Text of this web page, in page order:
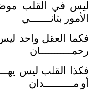
ليس في القلب موضع
الأمور بثانـــــــي
فكما العقل واحد
رحمـــــــــــان
فكذا القلب ليس
أو مــــــــــدان